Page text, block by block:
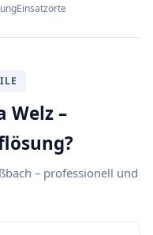
Einsatzorte
Welz –
– professionell und